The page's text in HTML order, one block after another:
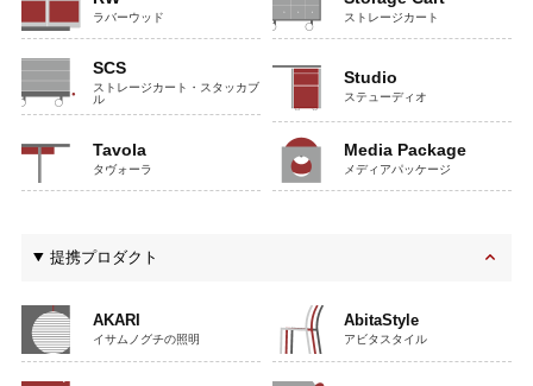
ラバーウッド ストレージカート
SCS
ストレージカート・スタッカブ
ル
Studio
ステューディオ
Tavola
タヴォーラ
Media Package
メディアパッケージ
提携プロダクト
AKARI
イサムノグチの照明
AbitaStyle
アビタスタイル